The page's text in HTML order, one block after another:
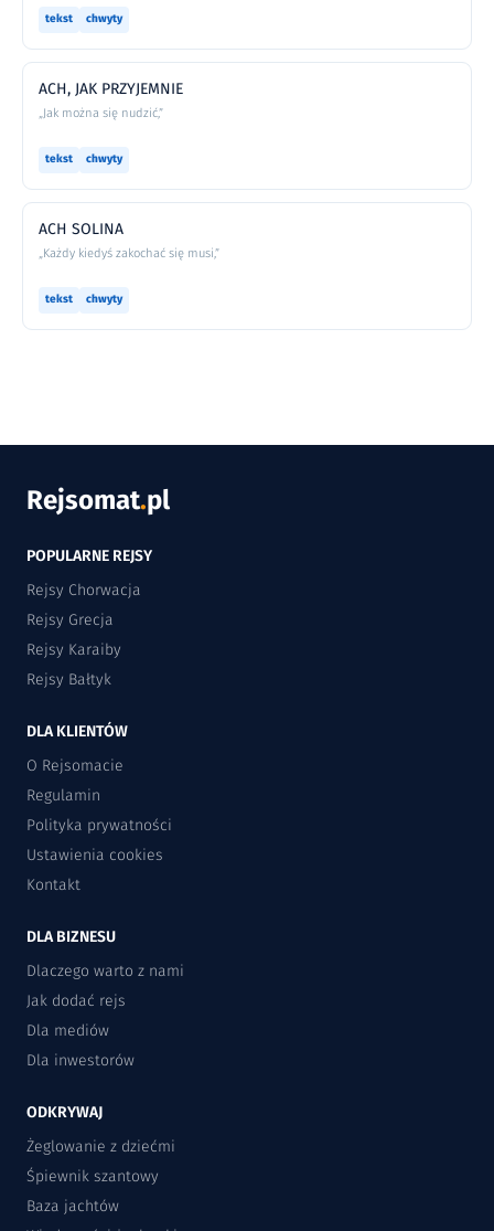
tekst chwyty
ACH, JAK PRZYJEMNIE
„Jak można się nudzić,”
tekst chwyty
ACH SOLINA
„Każdy kiedyś zakochać się musi,”
tekst chwyty
Rejsomat.pl
POPULARNE REJSY
Rejsy Chorwacja
Rejsy Grecja
Rejsy Karaiby
Rejsy Bałtyk
DLA KLIENTÓW
O Rejsomacie
Regulamin
Polityka prywatności
Ustawienia cookies
Kontakt
DLA BIZNESU
Dlaczego warto z nami
Jak dodać rejs
Dla mediów
Dla inwestorów
ODKRYWAJ
Żeglowanie z dziećmi
Śpiewnik szantowy
Baza jachtów